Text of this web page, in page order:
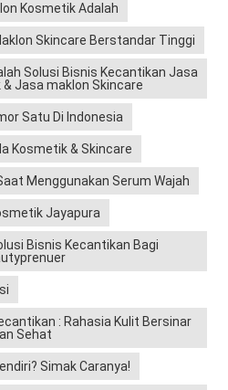
Kosmetik Adalah
Skincare Berstandar Tinggi
Solusi Bisnis Kecantikan Jasa
Jasa maklon Skincare
Satu Di Indonesia
Kosmetik & Skincare
Menggunakan Serum Wajah
Jayapura
Bisnis Kecantikan Bagi
: Rahasia Kulit Bersinar
Sehat
Simak Caranya!